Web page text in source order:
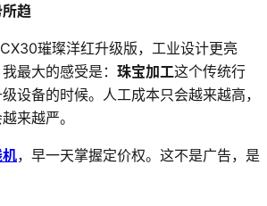
趋
璀璨洋红升级版，工业设计更亮
最大的感受是： 珠宝加工这个传统行
设备的时候。人工成本只会越来越高，
来越严。
，早一天掌握定价权。这不是广告，是